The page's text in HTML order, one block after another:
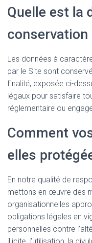
Quelle est la
conservation
Les données à
par le Site sont
finalité, exposée ci-
légaux pour satisfaire
réglementaire ou
Comment
elles
En notre qualité de
mettons en œuvre des
organisationnelles
obligations légales en
personnelles contre